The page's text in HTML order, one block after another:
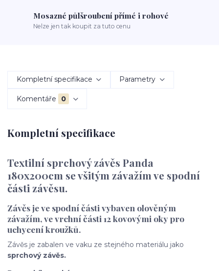
Mosazné půlšroubení přímé i rohové
Nelze jen tak koupit za tuto cenu
Kompletní specifikace Parametry
Komentáře 0
Kompletní specifikace
Textilní sprchový závěs Panda
180x200cm se všitým závažím ve spodní
části závěsu.
Závěs je ve spodní části vybaven olověným
závažím, ve vrchní části 12 kovovými oky pro
uchycení kroužků.
Závěs je zabalen ve vaku ze stejného materiálu jako
sprchový závěs.